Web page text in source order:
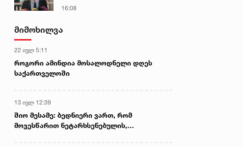
შორის, განიხილავდნენ, როგორ
არასწორად მოიქცა, თუმცა
ეპოქაში სხვანაირად ხდება -
პროკურორი
16:08
მიმოხილვა
22 ივლ 5:11
როგორი ამინდია მოსალოდნელი დღეს
საქართველოში
13 ივლ 12:39
შიო მესამე: ბედნიერი ვართ, რომ
მოვესწარით ნეტარხსენებულის,